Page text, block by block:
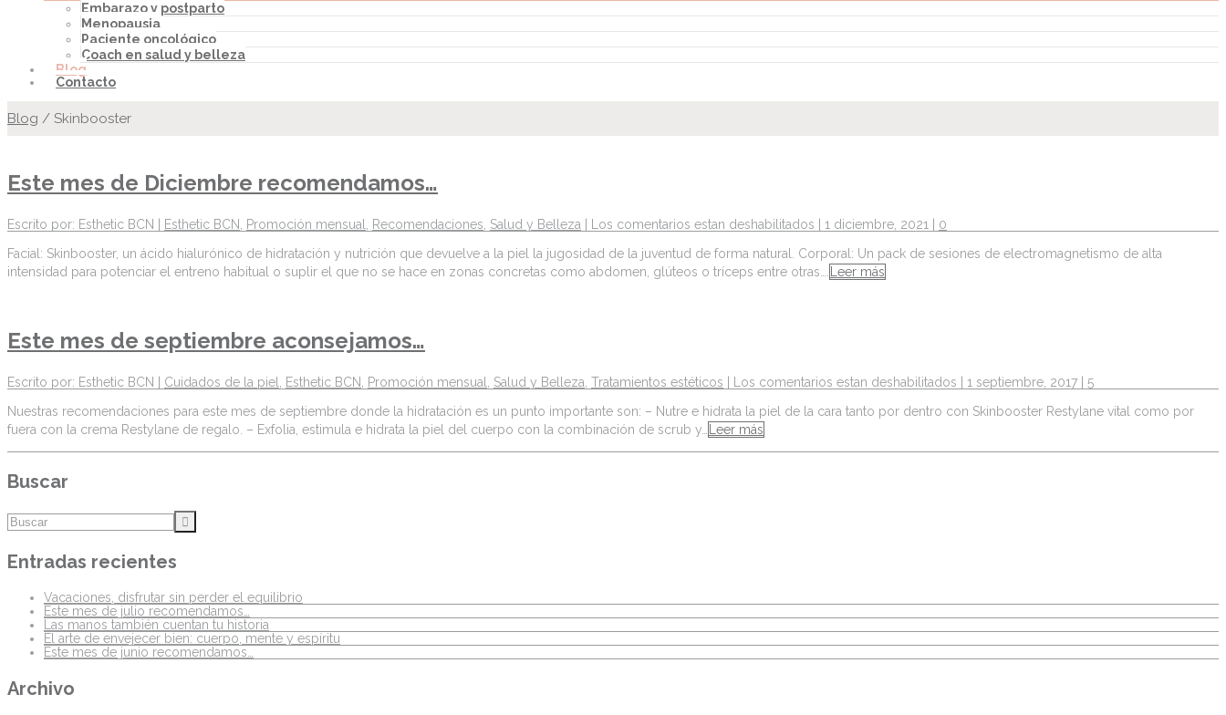
Embarazo y postparto
Menopausia
Paciente oncológico
Coach en salud y belleza
Blog
Contacto
Blog / Skinbooster
Este mes de Diciembre recomendamos…
Escrito por: Esthetic BCN | Esthetic BCN Promoción mensual Recomendaciones Salud y Belleza Los comentarios estan deshabilitados | 1 diciembre, 2021 | 0
Facial: Skinbooster, un ácido hialurónico de hidratación y nutrición que devuelve a la piel la jugosidad de la juventud de forma natural. Corporal: Un pack de sesiones de electromagnetismo de alta
intensidad para potenciar el entreno habitual o suplir el que no se hace en zonas concretas como abdomen, glúteos o tríceps entre otras….
Leer más
Este mes de septiembre aconsejamos…
Escrito por: Esthetic BCN | Cuidados de la piel Esthetic BCN Promoción mensual Salud y Belleza Tratamientos estéticos Los comentarios estan deshabilitados | 1 septiembre, 2017 | 5
Nuestras recomendaciones para este mes de septiembre donde la hidratación es un punto importante son: – Nutre e hidrata la piel de la cara tanto por dentro con Skinbooster Restylane vital como por
fuera con la crema Restylane de regalo. – Exfolia, estimula e hidrata la piel del cuerpo con la combinación de scrub y…
Leer más
Buscar
Entradas recientes
Vacaciones, disfrutar sin perder el equilibrio
Este mes de julio recomendamos…
Las manos también cuentan tu historia
El arte de envejecer bien: cuerpo, mente y espíritu
Este mes de junio recomendamos…
Archivo